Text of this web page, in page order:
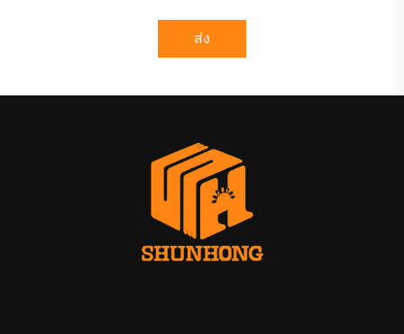
ส่ง